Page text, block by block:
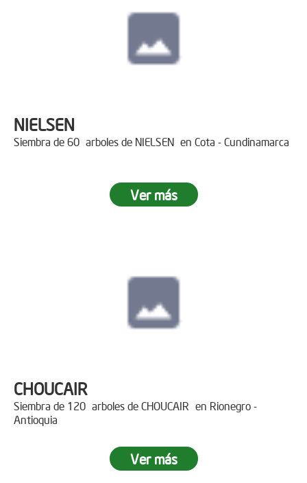
NIELSEN
Siembra de 60 arboles de NIELSEN en Cota - Cundinamarca
Ver más
CHOUCAIR
Siembra de 120 arboles de CHOUCAIR en Rionegro -
Antioquia
Ver más